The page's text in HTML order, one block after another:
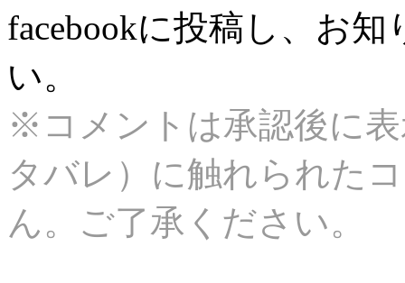
facebookに投稿し、お
い。
※コメントは承認後に
タバレ）に触れられた
ん。ご了承ください。